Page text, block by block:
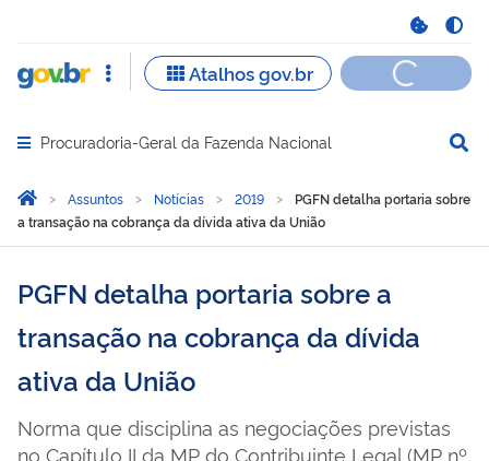
Abrir menu principal de navegação
Procuradoria-Geral da Fazenda Nacional
Você está aqui:
Página Inicial
Assuntos Notícias 2019
PGFN detalha portaria sobre
a transação na cobrança da dívida ativa da União
PGFN detalha portaria sobre a
transação na cobrança da dívida
ativa da União
Norma que disciplina as negociações previstas
no Capítulo II da MP do Contribuinte Legal (MP nº